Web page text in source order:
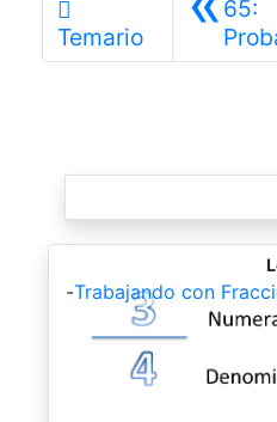
Temario
65:
-Trabajando con